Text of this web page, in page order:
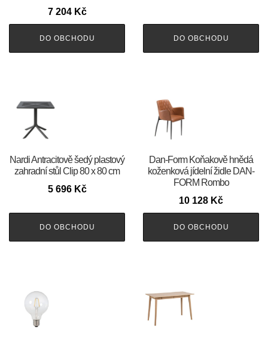
7 204 Kč
DO OBCHODU DO OBCHODU
Nardi Antracitově šedý plastový
zahradní stůl Clip 80 x 80 cm
5 696 Kč
DO OBCHODU
​​​​​Dan-Form Koňakově hnědá
koženková jídelní židle DAN-
FORM Rombo
10 128 Kč
DO OBCHODU